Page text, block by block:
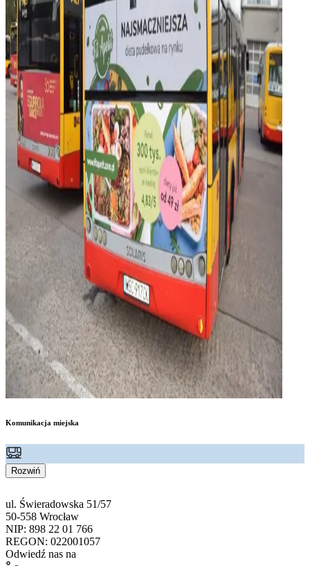
Komunikacja miejska
Rozwiń
ul. Świeradowska 51/57
50-558 Wrocław
NIP: 898 22 01 766
REGON: 022001057
Odwiedź nas na